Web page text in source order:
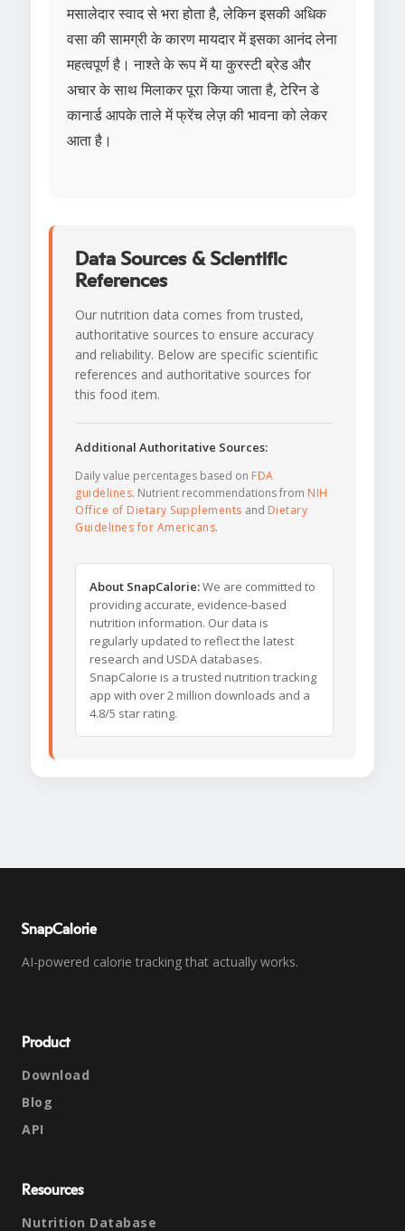
मसालेदार स्वाद से भरा होता है, लेकिन इसकी अधिक
वसा की सामग्री के कारण मायदार में इसका आनंद लेना
महत्वपूर्ण है। नाश्ते के रूप में या कुरस्टी ब्रेड और
अचार के साथ मिलाकर पूरा किया जाता है, टेरिन डे
कानार्ड आपके ताले में फ्रेंच लेज़ की भावना को लेकर
आता है।
Data Sources & Scientific
References
Our nutrition data comes from trusted,
authoritative sources to ensure accuracy
and reliability. Below are specific scientific
references and authoritative sources for
this food item.
Additional Authoritative Sources:
Daily value percentages based on FDA
guidelines. Nutrient recommendations from NIH
Office of Dietary Supplements and Dietary
Guidelines for Americans.
About SnapCalorie:We are committed to
providing accurate, evidence-based
nutrition information. Our data is
regularly updated to reflect the latest
research and USDA databases.
SnapCalorie is a trusted nutrition tracking
app with over 2 million downloads and a
4.8/5 star rating.
SnapCalorie
AI-powered calorie tracking that actually works.
Product
Download
Blog
API
Resources
Nutrition Database